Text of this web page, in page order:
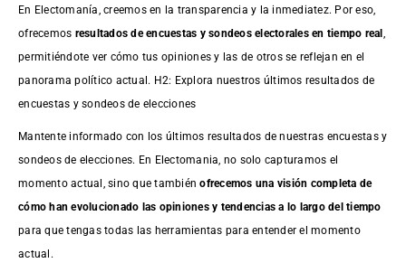
En Electomanía, creemos en la transparencia y la inmediatez. Por eso,
ofrecemos resultados deencuestas y sondeos electorales en tiempo real
permitiéndote ver cómo tus opiniones y las de otros se reflejan en el
panorama político actual. H2: Explora nuestros últimos resultados de
encuestas y sondeos de elecciones
Mantente informado con los últimos resultados de nuestras encuestasy
sondeos de elecciones. En Electomania, no solo capturamos el
momento actual, sino que tambiénofrecemos una visión completa de
cómo han evolucionado las opiniones y tendencias a lo largo del tiempo
para que tengas todas las herramientas para entender el momento
actual.